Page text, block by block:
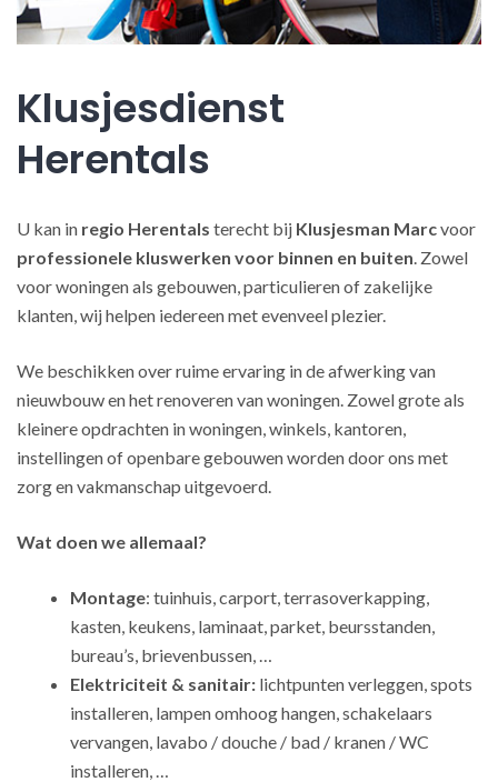
Klusjesdienst
Herentals
U kan in regio Herentals terecht bij Klusjesman Marcvoor
professionele kluswerken voor binnen en buiten. Zowel
voor woningen als gebouwen, particulieren of zakelijke
klanten, wij helpen iedereen met evenveel plezier.
We beschikken over ruime ervaring in de afwerking van
nieuwbouw en het renoveren van woningen. Zowel grote als
kleinere opdrachten in woningen, winkels, kantoren,
instellingen of openbare gebouwen worden door ons met
zorg en vakmanschap uitgevoerd.
Wat doen we allemaal?
Montage: tuinhuis, carport, terrasoverkapping,
kasten, keukens, laminaat, parket, beursstanden,
bureau’s, brievenbussen, …
Elektriciteit & sanitair: lichtpunten verleggen, spots
installeren, lampen omhoog hangen, schakelaars
vervangen, lavabo / douche / bad / kranen / WC
installeren, …